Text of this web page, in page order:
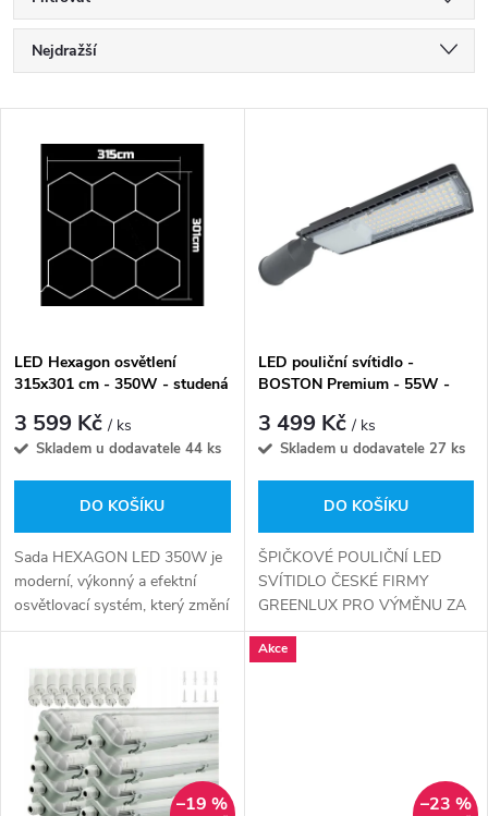
Ř
a
p
r
o
d
u
ů
Nejdražší
Abecedně
V
s
p
r
d
u
k
ů
LED Hexagon osvětlení
315x301 cm - 350W - studená
3 599 Kč/ ks
Skladem u dodavatele 44 ks
DO KOŠÍKU
Sada HEXAGON LED 350W je
moderní, výkonný a efektní
osvětlovací systém, který změní
každý prostor, dodá mu
vynikající viditelnost....
LED pouliční svítidlo -
BOSTON Premium - 55W -
3 499 Kč/ ks
Skladem u dodavatele 27 ks
DO KOŠÍKU
ŠPIČKOVÉ POULIČNÍ LED
SVÍTIDLO ČESKÉ FIRMY
GREENLUX PRO VÝMĚNU ZA
SODÍKOVÉ SVÍTÍDLO 1:1
PRO IDEÁLNÍ OCHRANU
–19 %
Akce
–23 %